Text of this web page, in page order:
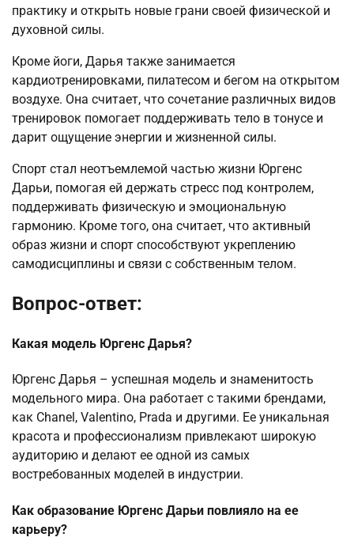
практику и открыть новые грани своей физической и
духовной силы.
Кроме йоги, Дарья также занимается
кардиотренировками, пилатесом и бегом на открытом
воздухе. Она считает, что сочетание различных видов
тренировок помогает поддерживать тело в тонусе и
дарит ощущение энергии и жизненной силы.
Спорт стал неотъемлемой частью жизни Юргенс
Дарьи, помогая ей держать стресс под контролем,
поддерживать физическую и эмоциональную
гармонию. Кроме того, она считает, что активный
образ жизни и спорт способствуют укреплению
самодисциплины и связи с собственным телом.
Вопрос-ответ:
Какая модель Юргенс Дарья?
Юргенс Дарья – успешная модель и знаменитость
модельного мира. Она работает с такими брендами,
как Chanel, Valentino, Prada и другими. Ее уникальная
красота и профессионализм привлекают широкую
аудиторию и делают ее одной из самых
востребованных моделей в индустрии.
Как образование Юргенс Дарьи повлияло на ее
карьеру?